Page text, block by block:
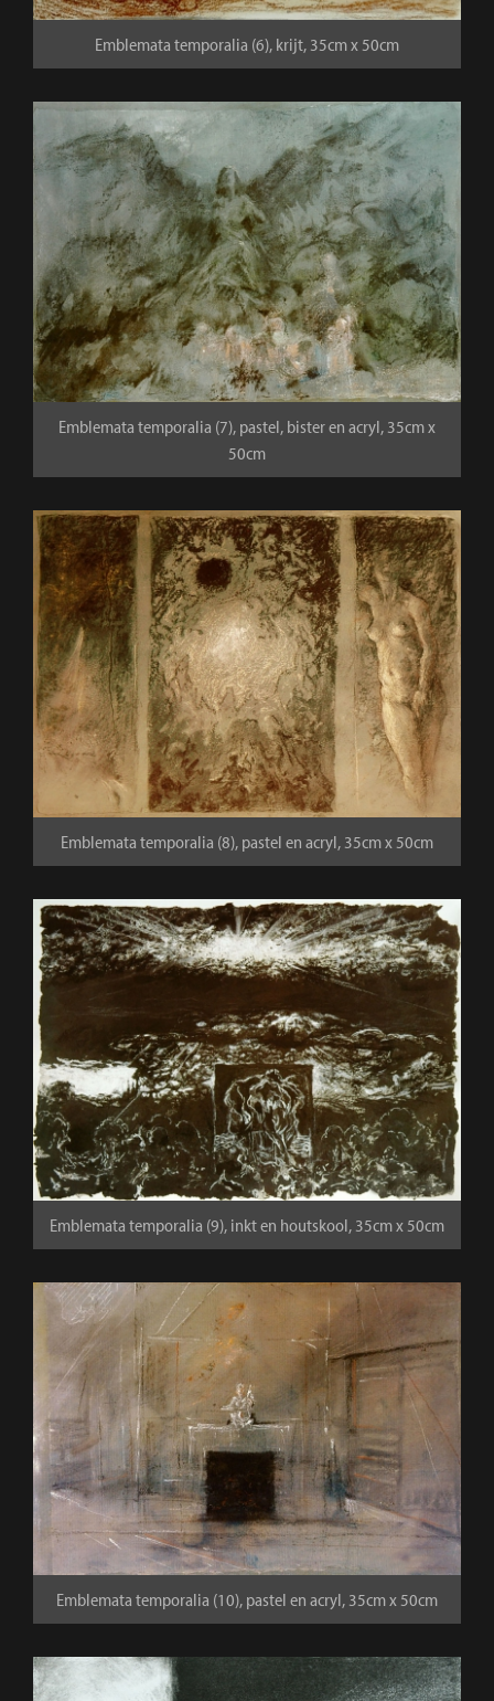
Emblemata temporalia (6), krijt, 35cm x 50cm
Emblemata temporalia (7), pastel, bister en acryl, 35cm x
50cm
Emblemata temporalia (8), pastel en acryl, 35cm x 50cm
Emblemata temporalia (9), inkt en houtskool, 35cm x 50cm
Emblemata temporalia (10), pastel en acryl, 35cm x 50cm